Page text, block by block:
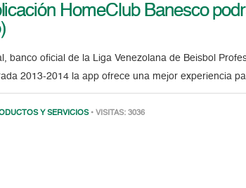
HomeClub Banesco
banco oficial de la Liga Venezolana de Beisbol
2013-2014 la app ofrece una mejor experiencia
Y SERVICIOS • VISITAS: 3036